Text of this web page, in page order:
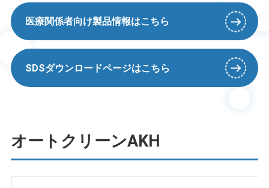
医療関係者向け製品情報はこちら
SDSダウンロードページはこちら
オートクリーンAKH